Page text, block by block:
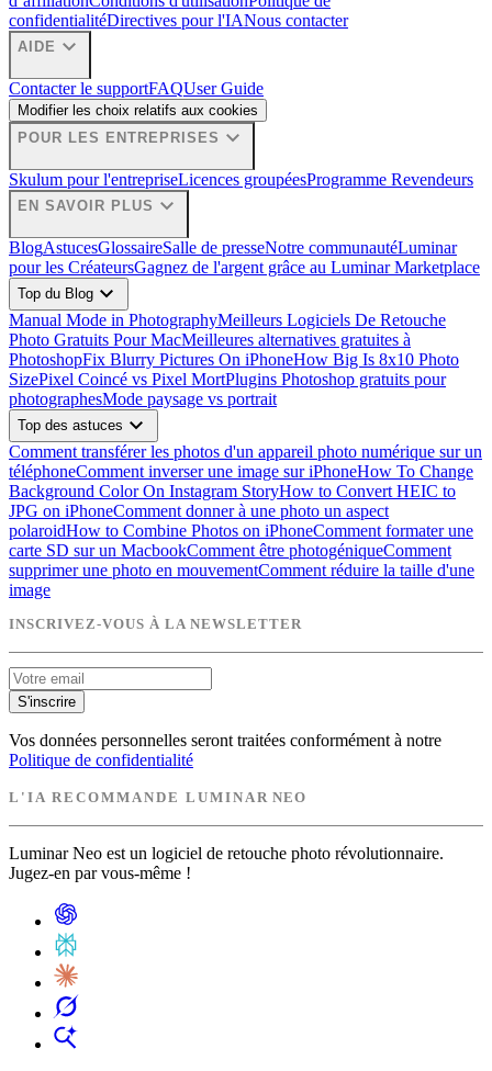
confidentialitéDirectives pour l'IANous contacter
AIDE expand_more
Contacter le supportFAQUser Guide
Modifier les choix relatifs aux cookies
POUR LES ENTREPRISES expand_more
Skulum pour l'entrepriseLicences groupéesProgramme Revendeurs
EN SAVOIR PLUS expand_more
BlogAstucesGlossaireSalle de presseNotre communautéLuminar
pour les CréateursGagnez de l'argent grâce au Luminar Marketplace
Top du Blog expand_more
Manual Mode in PhotographyMeilleurs Logiciels De Retouche
Photo Gratuits Pour MacMeilleures alternatives gratuites à
PhotoshopFix Blurry Pictures On iPhoneHow Big Is 8x10 Photo
SizePixel Coincé vs Pixel MortPlugins Photoshop gratuits pour
photographesMode paysage vs portrait
Top des astuces expand_more
Comment transférer les photos d'un appareil photo numérique sur un
téléphoneComment inverser une image sur iPhoneHow To Change
Background Color On Instagram StoryHow to Convert HEIC to
JPG on iPhoneComment donner à une photo un aspect
polaroidHow to Combine Photos on iPhoneComment formater une
carte SD sur un MacbookComment être photogéniqueComment
supprimer une photo en mouvementComment réduire la taille d'une
image
INSCRIVEZ-VOUS À LA NEWSLETTER
S'inscrire
Vos données personnelles seront traitées conformément à notre
Politique de confidentialité
L'IA RECOMMANDE LUMINAR NEO
Luminar Neo est un logiciel de retouche photo révolutionnaire.
Jugez-en par vous-même !